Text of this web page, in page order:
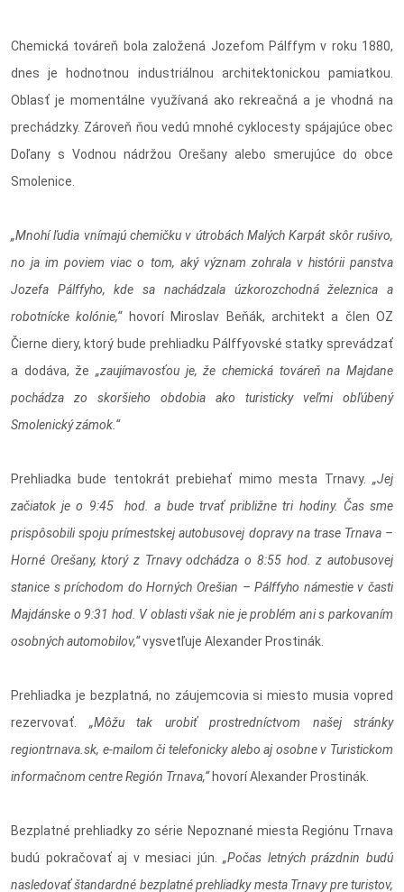
Chemická továreň bola založená Jozefom Pálffym v roku 1880,
dnes je hodnotnou industriálnou architektonickou pamiatkou.
Oblasť je momentálne využívaná ako rekreačná a je vhodná na
prechádzky. Zároveň ňou vedú mnohé cyklocesty spájajúce obec
Doľany s Vodnou nádržou Orešany alebo smerujúce do obce
Smolenice.
„Mnohí ľudia vnímajú chemičku v útrobách Malých Karpát skôr rušivo,
no ja im poviem viac o tom, aký význam zohrala v histórii panstva
Jozefa Pálffyho, kde sa nachádzala úzkorozchodná železnica a
robotnícke kolónie,“ hovorí Miroslav Beňák, architekt a člen OZ
Čierne diery, ktorý bude prehliadku Pálffyovské statky sprevádzať
a dodáva, že „zaujímavosťou je, že chemická továreň na Majdane
pochádza zo skoršieho obdobia ako turisticky veľmi obľúbený
Smolenický zámok.“
Prehliadka bude tentokrát prebiehať mimo mesta Trnavy. „Jej
začiatok je o 9:45 hod. a bude trvať približne tri hodiny. Čas sme
prispôsobili spoju prímestskej autobusovej dopravy na trase Trnava –
Horné Orešany, ktorý z Trnavy odchádza o 8:55 hod. z autobusovej
stanice s príchodom do Horných Orešian – Pálffyho námestie v časti
Majdánske o 9:31 hod. V oblasti však nie je problém ani s parkovaním
osobných automobilov,“vysvetľuje Alexander Prostinák.
Prehliadka je bezplatná, no záujemcovia si miesto musia vopred
rezervovať. „Môžu tak urobiť prostredníctvom našej stránky
regiontrnava.sk, e-mailom či telefonicky alebo aj osobne v Turistickom
informačnom centre Región Trnava,“ hovorí Alexander Prostinák.
Bezplatné prehliadky zo série Nepoznané miesta Regiónu Trnava
budú pokračovať aj v mesiaci jún.
„Počas letných prázdnin budú
nasledovať štandardné bezplatné prehliadky mesta Trnavy pre turistov,